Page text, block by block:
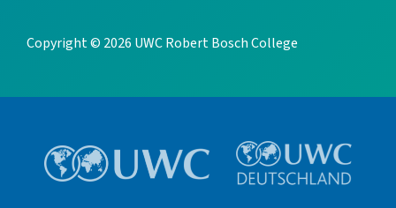
Copyright © 2026 UWC Robert Bosch College